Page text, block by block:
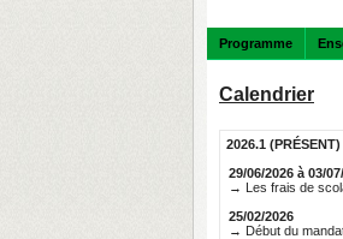
Programme
Calendrier
2026.1 (PRÉSENT)
29/06/2026 à 03/
→ Les frais de
25/02/2026
→ Début du mandat